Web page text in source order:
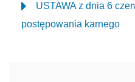
USTAWA z dnia 6
postępowania karnego